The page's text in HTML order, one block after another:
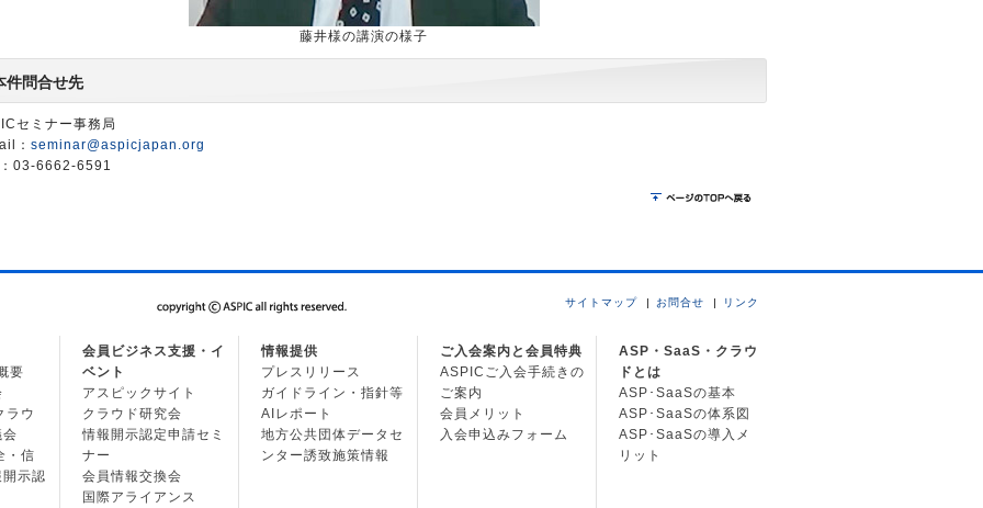
藤井様の講演の様子
件問合せ先
セミナー事務局
： seminar@aspicjapan.org
03-6662-6591
サイトマップ お問合せ リンク
要
ラウ
会
・信
示認
会員ビジネス支援・イ
ベント
アスピックサイト
クラウド研究会
情報開示認定申請セミ
ナー
会員情報交換会
国際アライアンス
情報提供
プレスリリース
ガイドライン・指針等
AIレポート
地方公共団体データセ
ンター誘致施策情報
ご入会案内と会員特典
ASPICご入会手続きの
ご案内
会員メリット
入会申込みフォーム
ASP・SaaS・クラウ
ドとは
ASP･SaaSの基本
ASP･SaaSの体系図
ASP･SaaSの導入メ
リット